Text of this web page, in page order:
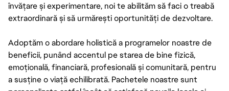
învățare și experimentare, noi te abilităm să faci o treabă
extraordinară și să urmărești oportunități de dezvoltare.
Adoptăm o abordare holistică a programelor noastre de
beneficii, punând accentul pe starea de bine fizică,
emoțională, financiară, profesională și comunitară, pentru
a susține o viață echilibrată. Pachetele noastre sunt